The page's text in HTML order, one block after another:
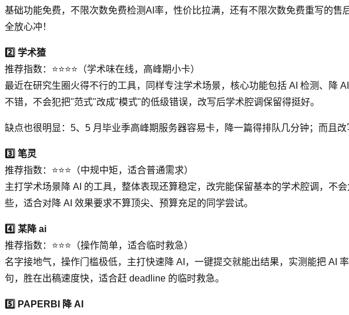
基础功能免费，不限次数免费检测AI率，性价比拉满，还有不限次数免费重写的
全放心冲！
2️⃣ 学术猹
推荐指数：⭐⭐⭐⭐（学术味在线，高峰期小卡）
最近在研究生圈火得不行的工具，同样专注学术场景，核心功能包括 AI 检测、降
不错，不会犯把"范式"改成"模式"的低级错误，改写后学术腔调保留得挺好。
缺点也很明显：5、5 月毕业季高峰期服务器容易卡，降一篇得排队几分钟；而且
3️⃣ 笔灵
推荐指数：⭐⭐⭐（中规中矩，适合普通需求）
主打学术场景降 AI 的工具，整体表现还算稳定，改完能保留基本的学术腔调，不
些，适合对降 AI 效果要求不算顶尖、预算充足的同学尝试。
4️⃣ 某降 ai
推荐指数：⭐⭐⭐（操作简单，适合临时救急）
名字接地气，操作门槛极低，主打快速降 AI，一键提交就能出结果，实测能把 AI
句，胜在出稿速度快，适合赶 deadline 的临时救急。
5️⃣ PAPERBI 降 AI